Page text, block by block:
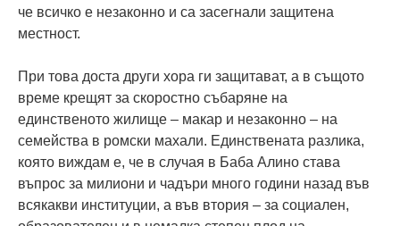
че всичко е незаконно и са засегнали защитена
местност.
При това доста други хора ги защитават, а в същото
време крещят за скоростно събаряне на
единственото жилище – макар и незаконно – на
семейства в ромски махали. Единствената разлика,
която виждам е, че в случая в Баба Алино става
въпрос за милиони и чадъри много години назад във
всякакви институции, а във втория – за социален,